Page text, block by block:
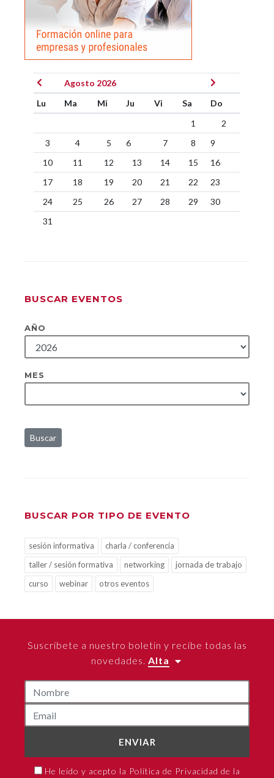
Agosto 2026
Lu
Ma Mi Ju Vi Sa
Do
1
2
3
4 5 6 7 8
9
10
11 12 13 14 15
16
17
18 19 20 21 22
23
24
25 26 27 28 29
30
31
BUSCAR EVENTOS
AÑO
MES
Buscar
BUSCAR POR TIPO DE EVENTO
sesión informativa
charla / conferencia
taller / sesión formativa
networking
jornada de trabajo
curso
webinar otros eventos
Suscríbete a nuestro boletín y recibe todas las
novedades. Alta
ENVIAR
He leído y acepto la Política de Privacidad de la